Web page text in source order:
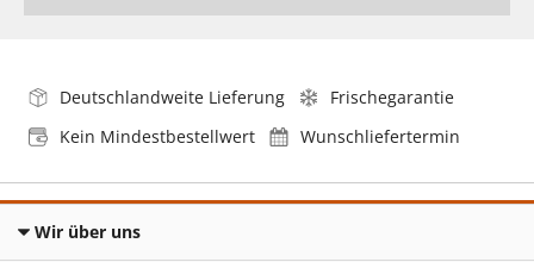
Deutschlandweite Lieferung
Frischegarantie
Kein Mindestbestellwert
Wunschliefertermin
Wir über uns